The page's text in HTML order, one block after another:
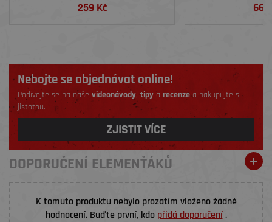
259 Kč 669
Nebojte se objednávat online!
Podívejte se na naše videonávody,tipy a recenzea nakupujte s
jistotou.
ZJISTIT VÍCE
DOPORUČENÍ ELEMENŤÁKŮ
K tomuto produktu nebylo prozatím vloženo žádné
hodnocení. Buďte první, kdo přidá doporučení.